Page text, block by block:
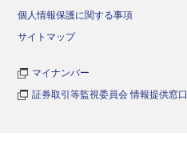
個人情報保護に関する事項
サイトマップ
マイナンバー
証券取引等監視委員会 情報提供窓口